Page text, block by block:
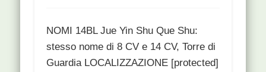
NOMI 14BL Jue Yin Shu Que Shu:
stesso nome di 8 CV e 14 CV, Torre di
Guardia LOCALIZZAZIONE [protected]